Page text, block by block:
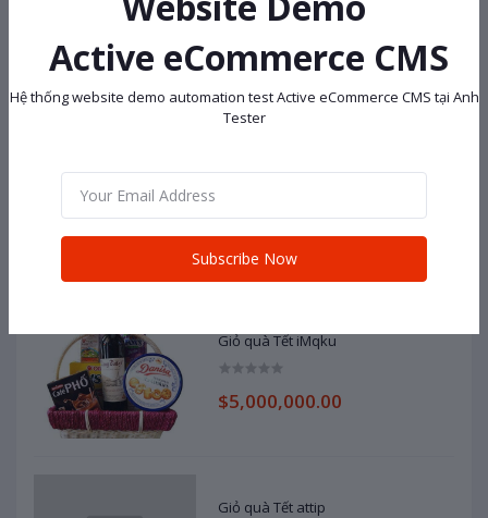
Cosy Hai Yen OXUOCYJB
$138,000.00
Dell
$100,000,000.00
Giỏ quà Tết iMqku
$5,000,000.00
Giỏ quà Tết attip
Active eCommerce CMS
Hệ thống website demo automation test Active eCommerce CMS tại Anh
Tester
Subscribe Now